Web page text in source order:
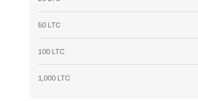
50 LTC
100 LTC
1,000 LTC